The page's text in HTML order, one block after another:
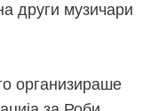
други музичари
организираше